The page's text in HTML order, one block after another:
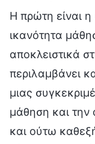
Η πρώτη είναι
ικανότητα
αποκλειστικά
περιλαμβάνει
μιας
μάθηση και
και ούτω